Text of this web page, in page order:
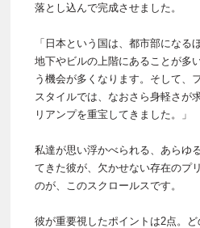
落とし込んで完成させました。
「日本という国は、都市部になる
地下やビルの上階にあることが多
う機会が多くなります。そして、
スタイルでは、なおさら身軽さが
リアンプを重宝してきました。」
私達が思い浮かべられる、あらゆ
てきた彼が、欠かせない存在のプ
のが、このスクロールスです。
彼が重要視したポイントは2点。